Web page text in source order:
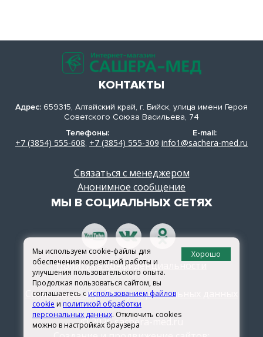
КОНТАКТЫ
Адрес: 659315, Алтайский край, г. Бийск, улица имени Героя
Советского Союза Васильева, 74
Телефоны:
+7 (3854) 555-608, +7 (3854) 555-309
E-mail:
info1@sachera-med.ru
Связаться с менеджером
Анонимное сообщение
МЫ В СОЦИАЛЬНЫХ СЕТЯХ
Политика конфиденциальности
Согласие на обработку персональных данных
© 2026 sachera-med.ru
Мы используем cookie-файлы для
обеспечения корректной работы и
улучшения пользовательского опыта.
Продолжая пользоваться сайтом, вы
соглашаетесь с использованием файлов
cookie и политикой обработки
персональных данных. Отключить cookies
можно в настройках браузера
Хорошо